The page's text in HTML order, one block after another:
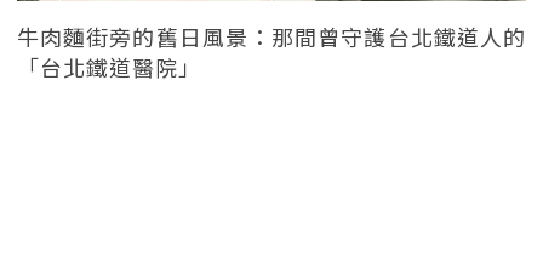
牛肉麵街旁的舊日風景：那間曾守護台北鐵道人的
「台北鐵道醫院」